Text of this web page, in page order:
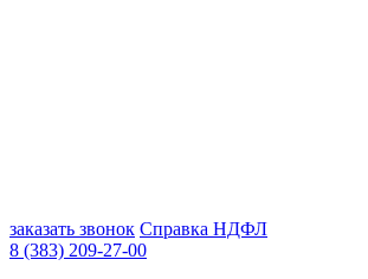
заказать звонок Справка НДФЛ
8 (383) 209-27-00